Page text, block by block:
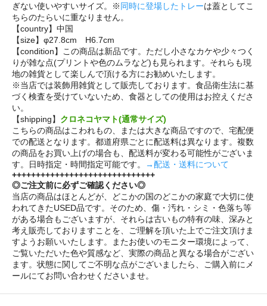
ぎない使いやすいサイズ。※同時に登場したトレーは蓋としてこ
ちらのたらいに重なりません。
【country】中国
【size】φ27.8cm H6.7cm
【condition】この商品は新品です。ただし小さなカケや少々つく
りが雑な点(プリントや色のムラなど)も見られます。それらも現
地の雑貨として楽しんで頂ける方にお勧めいたします。
※当店では装飾用雑貨として販売しております。食品衛生法に基
づく検査を受けていないため、食器としての使用はお控えくださ
い。
【shipping】 クロネコヤマト(通常サイズ)
こちらの商品はこわれもの、または大きな商品ですので、宅配便
での配送となります。都道府県ごとに配送料は異なります。複数
の商品をお買い上げの場合も、配送料が変わる可能性がございま
す。日時指定・時間指定可能です。
→配送・送料について
++++++++++++++++++++++++++++++
◎ご注文前に必ずご確認ください◎
当店の商品はほとんどが、どこかの国のどこかの家庭で大切に使
われてきたUSED品です。そのため、傷・汚れ・シミ・色落ち等
がある場合もございますが、それらは古いもの特有の味、深みと
考え販売しておりますことを、ご理解を頂いた上でご注文頂けま
すようお願いいたします。またお使いのモニター環境によって、
ご覧いただいた色や質感など、実際の商品と異なる場合がござい
ます。状態に関してご不明な点がございましたら、ご購入前にメ
ールにてお問い合わせくださいませ。